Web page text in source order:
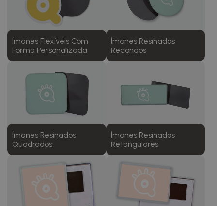
Ímanes Flexíveis Com
Forma Personalizada
Ímanes Resinados
Redondos
Ímanes Resinados
Quadrados
Ímanes Resinados
Retangulares